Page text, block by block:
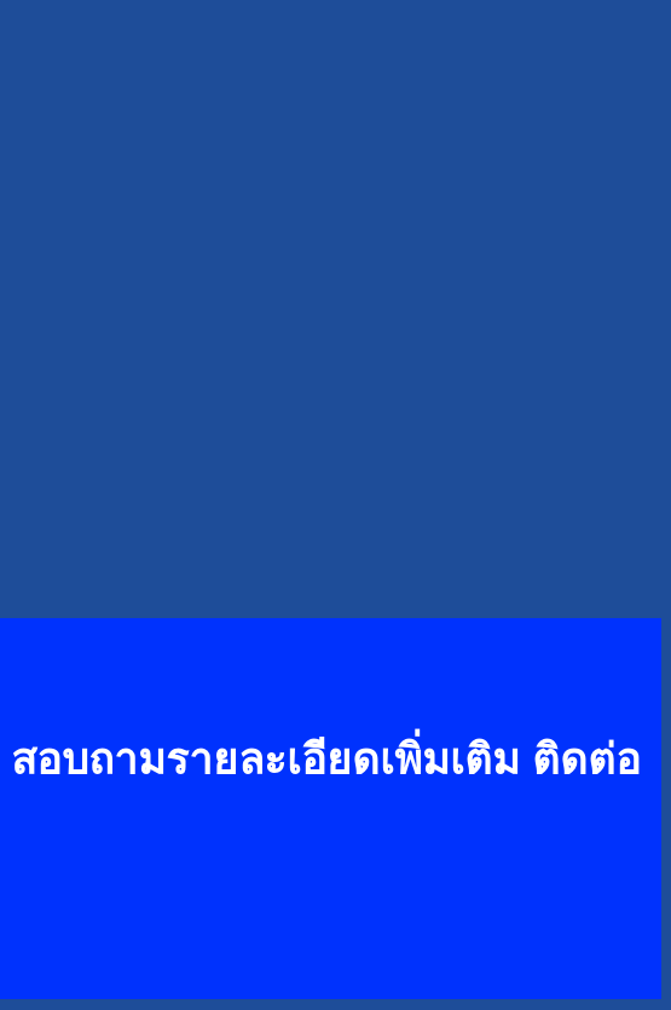
สอบถามรายละเอียดเพิ่มเติม ติดต่อ